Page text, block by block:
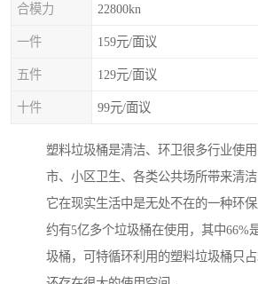
合模力 22800kn
一件 159元/面议
五件 129元/面议
十件 99元/面议
塑料垃圾桶是清洁、环卫很多行业使
市、小区卫生、各类公共场所带来清洁
它在现实生活中是无处不在的一种环
约有5亿多个垃圾桶在使用，其中66%
圾桶，可特循环利用的塑料垃圾桶只